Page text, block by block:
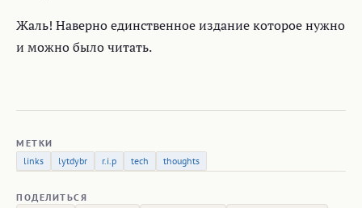
Жаль! Наверно единственное издание которое нужно
и можно было читать.
МЕТКИ
links
lytdybr r.i.p tech thoughts
ПОДЕЛИТЬСЯ